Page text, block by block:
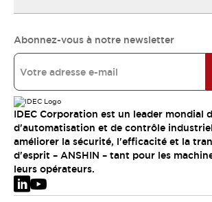
Abonnez-vous à notre newsletter
IDEC Corporation est un leader mondial
d'automatisation et de contrôle
améliorer la sécurité, l'efficacité et la
d'esprit – ANSHIN – tant pour les
leurs opérateurs.